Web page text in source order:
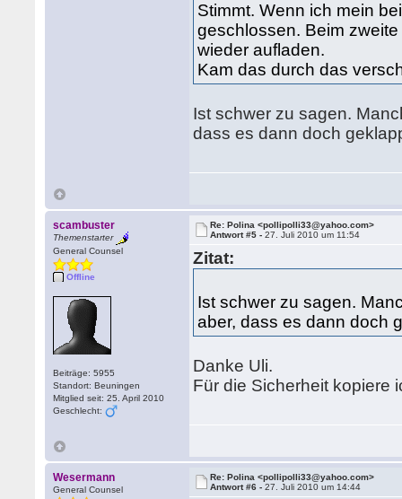
Stimmt. Wenn ich mein
geschlossen. Beim
wieder aufladen.
Kam das durch das
Ist schwer zu sagen.
dass es dann doch
scambuster
Themenstarter
General Counsel
Offline
Beiträge: 5955
Standort: Beuningen
Mitglied seit: 25. April 2010
Geschlecht:
Re: Polina <pollipolli33@yahoo.com>
Antwort #5 -27. Juli 2010 um 11:54
Zitat:
Ist schwer zu sagen.
aber, dass es dann doch
Danke Uli.
Für die Sicherheit kopiere
Wesermann
General Counsel
Re: Polina <pollipolli33@yahoo.com>
Antwort #6 -27. Juli 2010 um 14:44